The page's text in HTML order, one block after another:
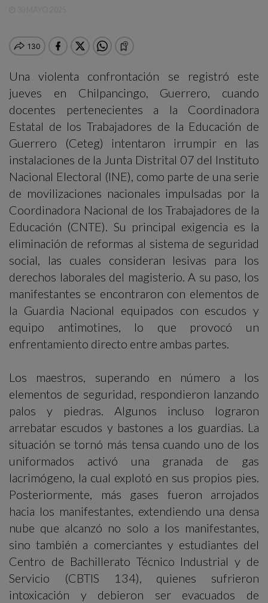
Una violenta confrontación se registró este
jueves en Chilpancingo, Guerrero, cuando
docentes pertenecientes a la Coordinadora
Estatal de los Trabajadores de la Educación de
Guerrero (Ceteg) intentaron irrumpir en las
instalaciones de la Junta Distrital 07 del Instituto
Nacional Electoral (INE), como parte de una serie
de movilizaciones nacionales impulsadas por la
Coordinadora Nacional de los Trabajadores de la
Educación (CNTE). Su principal exigencia es la
eliminación de reformas al sistema de seguridad
social, las cuales consideran lesivas para los
derechos laborales del magisterio. A su paso, los
manifestantes se encontraron con elementos de
la Guardia Nacional equipados con escudos y
equipo antimotines, lo que provocó un
enfrentamiento directo entre ambas partes.
Los maestros, superando en número a los
elementos de seguridad, respondieron lanzando
palos y piedras. Algunos incluso lograron
arrebatar escudos y bastones a los guardias. La
situación se tornó más tensa cuando uno de los
uniformados activó una granada de gas
lacrimógeno, la cual explotó en sus propios pies.
Posteriormente, más gases fueron arrojados
hacia los manifestantes, extendiendo una densa
nube que alcanzó no solo a los manifestantes,
sino también a comerciantes y estudiantes del
Centro de Bachillerato Técnico Industrial y de
Servicio (CBTIS 134), quienes sufrieron
intoxicación y debieron ser evacuados de